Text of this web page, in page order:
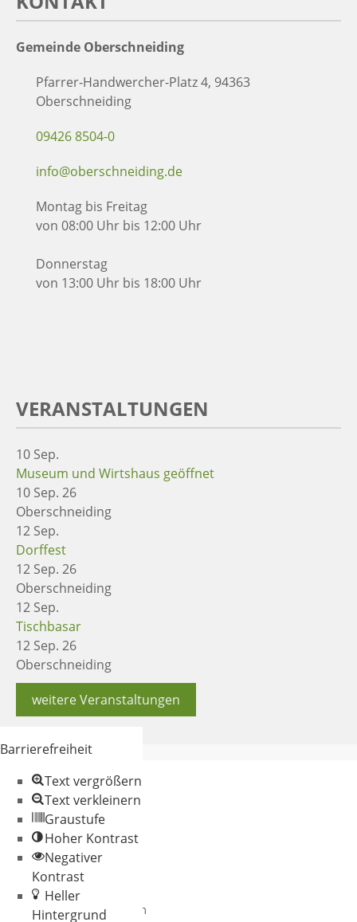
Gemeinde Oberschneiding
Pfarrer-Handwercher-Platz 4, 94363
Oberschneiding
09426 8504-0
info@oberschneiding.de
Montag bis Freitag
von 08:00 Uhr bis 12:00 Uhr
Donnerstag
von 13:00 Uhr bis 18:00 Uhr
VERANSTALTUNGEN
10 Sep.
Museum und Wirtshaus geöffnet
10 Sep. 26
Oberschneiding
12 Sep.
Dorffest
12 Sep. 26
Oberschneiding
12 Sep.
Tischbasar
12 Sep. 26
Oberschneiding
weitere Veranstaltungen
© 2026 Gemeinde
Oberschneiding
Datenschutz
Impressum
Barrierefreiheit
Text vergrößern
Text verkleinern
Graustufe
Hoher Kontrast
Negativer
Kontrast
Heller
Hintergrund